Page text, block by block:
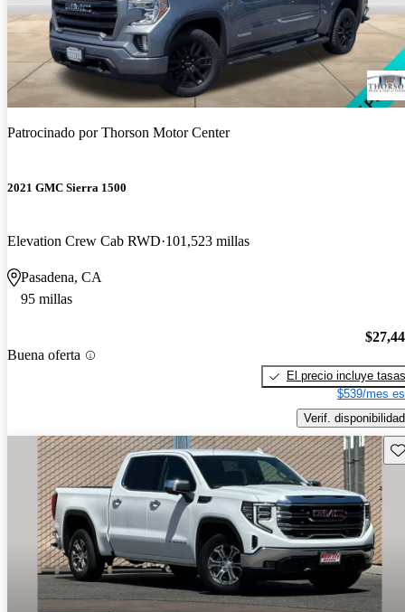
Patrocinado porThorson Motor Center
2021 GMC Sierra 1500
Elevation Crew Cab RWD 101,523 millas
Pasadena, CA
95 millas
Buena oferta
El precio incluye tasas
$539/mes
Verif. disponibilidad